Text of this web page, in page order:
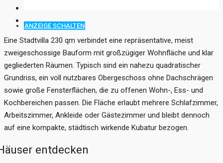
ANZEIGE SCHALTEN
Eine Stadtvilla 230 qm verbindet eine repräsentative, meist
zweigeschossige Bauform mit großzügiger Wohnfläche und klar
gegliederten Räumen. Typisch sind ein nahezu quadratischer
Grundriss, ein voll nutzbares Obergeschoss ohne Dachschrägen
sowie große Fensterflächen, die zu offenen Wohn-, Ess- und
Kochbereichen passen. Die Fläche erlaubt mehrere Schlafzimmer,
Arbeitszimmer, Ankleide oder Gästezimmer und bleibt dennoch
auf eine kompakte, städtisch wirkende Kubatur bezogen.
entdecken